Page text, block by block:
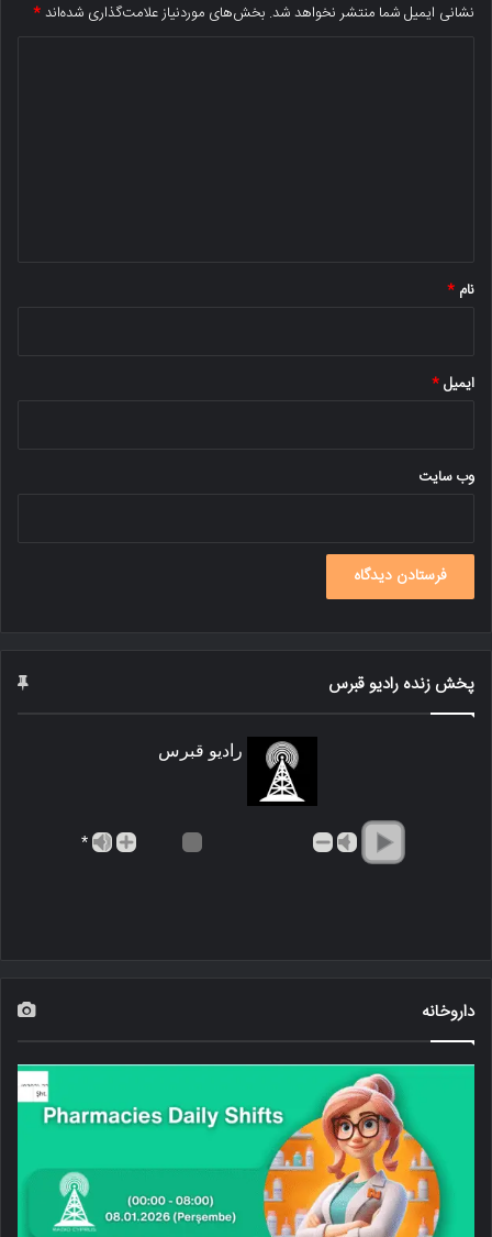
نشانی ایمیل شما منتشر نخواهد شد. بخش‌های موردنیاز علامت‌گذاری شده‌اند*
نام *
ایمیل*
وب‌ سایت
پخش زنده رادیو قبرس
رادیو قبرس
*
داروخانه